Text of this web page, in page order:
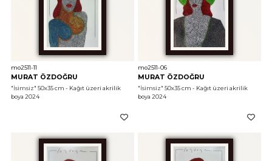
mo2511-11
MURAT ÖZDOĞRU
"İsimsiz" 50x35 cm - Kağıt üzeri akrilik
boya 2024
mo2511-06
MURAT ÖZDOĞRU
"İsimsiz" 50x35 cm - Kağıt üzeri akrilik
boya 2024